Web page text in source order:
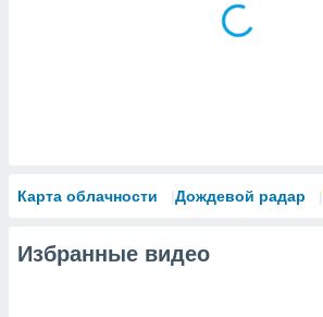
Карта облачности Дождевой радар
Избранные видео